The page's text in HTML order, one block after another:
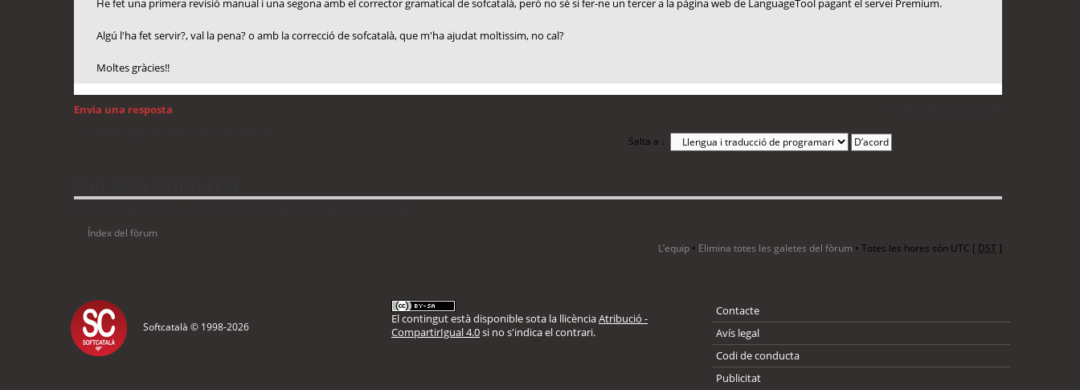
He fet una primera revisió manual i una segona amb el corrector gramatical de sofcatalà, però no sé si fer-ne un tercer a la página web de LanguageTool pagant el servei Premium.
Algú l'ha fet servir?, val la pena? o amb la correcció de sofcatalà, que m'ha ajudat moltissim, no cal?
Moltes gràcies!!
Envia una resposta
Salta a :
Índex del fòrum
L’equip • Elimina totes les galetes del fòrum • Totes les hores són UTC [ DST]
Softcatalà © 1998-2026
El contingut està disponible sota la llicènciaAtribució -
CompartirIgual 4.0si no s'indica el contrari.
Contacte
Avís legal
Codi de conducta
Publicitat